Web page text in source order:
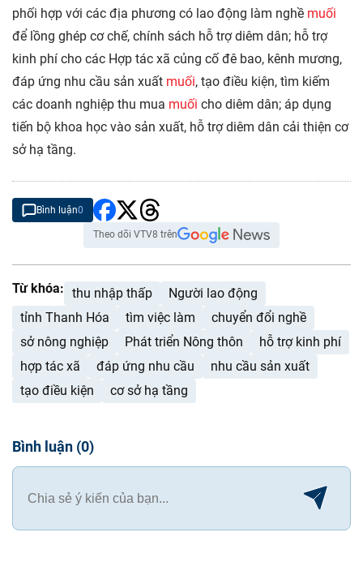
phối hợp với các địa phương có lao động làm nghề muối
để lồng ghép cơ chế, chính sách hỗ trợ diêm dân; hỗ trợ
kinh phí cho các Hợp tác xã củng cố đê bao, kênh mương,
đáp ứng nhu cầu sản xuất muối, tạo điều kiện, tìm kiếm
các doanh nghiệp thu mua muối cho diêm dân; áp dụng
tiến bộ khoa học vào sản xuất, hỗ trợ diêm dân cải thiện cơ
sở hạ tầng.
Bình luận0
Theo dõi VTV8 trên
Từ khóa: thu nhập thấp
Người lao động
tỉnh Thanh Hóa
tìm việc làm
chuyển đổi nghề
sở nông nghiệp
Phát triển Nông thôn
hỗ trợ kinh phí
hợp tác xã
đáp ứng nhu cầu
nhu cầu sản xuất
tạo điều kiện
cơ sở hạ tầng
Bình luận (0)